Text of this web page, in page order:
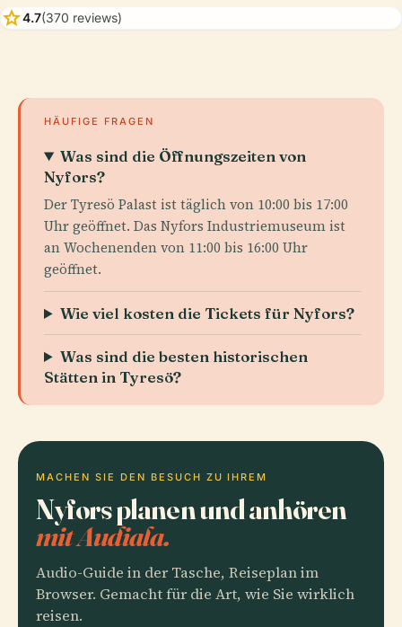
star4.7(370 reviews)
HÄUFIGE FRAGEN
Was sind die Öffnungszeiten von
Nyfors?
Der Tyresö Palast ist täglich von 10:00 bis 17:00
Uhr geöffnet. Das Nyfors Industriemuseum ist
an Wochenenden von 11:00 bis 16:00 Uhr
geöffnet.
Wie viel kosten die Tickets für Nyfors?
Was sind die besten historischen
Stätten in Tyresö?
MACHEN SIE DEN BESUCH ZU IHREM
Nyfors planen und anhören
mit Audiala.
Audio-Guide in der Tasche, Reiseplan im
Browser. Gemacht für die Art, wie Sie wirklich
reisen.